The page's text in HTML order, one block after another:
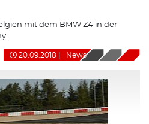
mit dem BMW Z4 in der
20.09.2018 News